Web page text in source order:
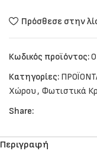
Πρόσθεσε στην
Κωδικός προϊόντος:
Κατηγορίες:
Χώρου, Φωτιστικά
Share:
Περιγραφή